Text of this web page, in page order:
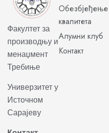
Факултет за
производњу и
менаџмент
Требиње
Универзитет у
Источном
Сарајеву
Обезбјеђење
квалитета
Алумни клуб
Контакт